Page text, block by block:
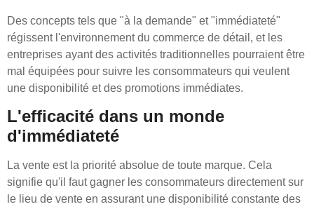
Des concepts tels que "à la demande" et "immédiateté"
régissent l'environnement du commerce de détail, et les
entreprises ayant des activités traditionnelles pourraient être
mal équipées pour suivre les consommateurs qui veulent
une disponibilité et des promotions immédiates.
L'efficacité dans un monde
d'immédiateté
La vente est la priorité absolue de toute marque. Cela
signifie qu'il faut gagner les consommateurs directement sur
le lieu de vente en assurant une disponibilité constante des